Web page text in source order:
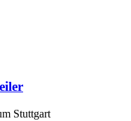
Stuttgart